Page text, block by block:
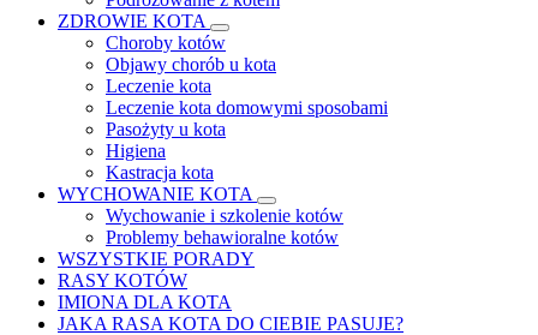
ZDROWIE KOTA
Choroby kotów
Objawy chorób u kota
Leczenie kota
Leczenie kota domowymi sposobami
Pasożyty u kota
Higiena
Kastracja kota
WYCHOWANIE KOTA
Wychowanie i szkolenie kotów
Problemy behawioralne kotów
WSZYSTKIE PORADY
RASY KOTÓW
IMIONA DLA KOTA
JAKA RASA KOTA DO CIEBIE PASUJE?